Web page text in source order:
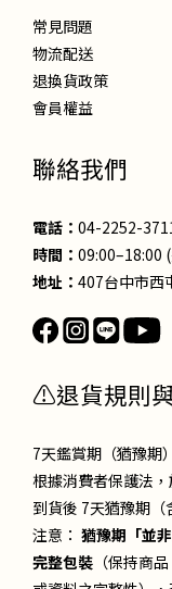
常見問題
物流配送
退換貨政策
會員權益
聯絡我們
電話： 04-2252-
時間： 09:00–18:00
地址： 407台中市西
⚠退貨規則
7天鑑賞期（猶豫期
根據消費者保護法
到貨後 7天猶豫期（
注意： 猶豫期「並非
完整包裝 （保持商